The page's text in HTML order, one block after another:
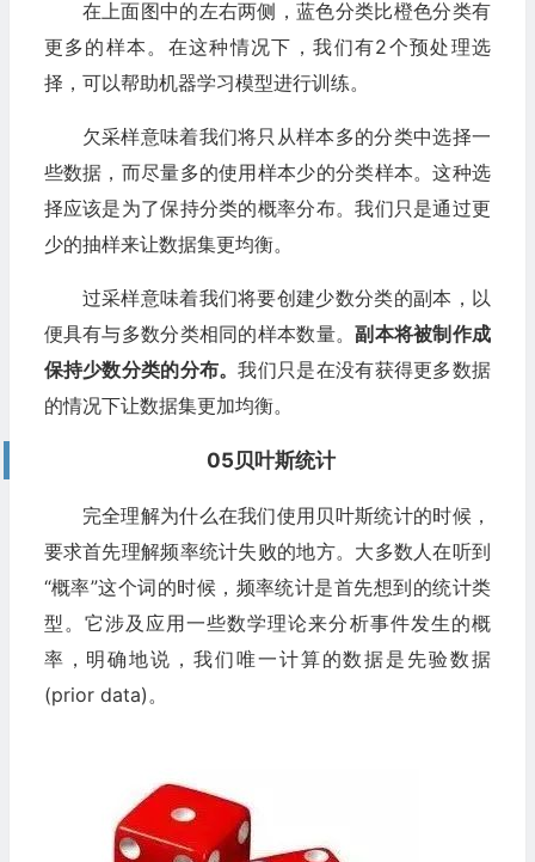
在上面图中的左右两侧，蓝色分类比橙色分类有
更多的样本。在这种情况下，我们有2个预处理选
择，可以帮助机器学习模型进行训练。
欠采样意味着我们将只从样本多的分类中选择一
些数据，而尽量多的使用样本少的分类样本。这种选
择应该是为了保持分类的概率分布。我们只是通过更
少的抽样来让数据集更均衡。
过采样意味着我们将要创建少数分类的副本，以
便具有与多数分类相同的样本数量。副本将被制作成
保持少数分类的分布。我们只是在没有获得更多数据
的情况下让数据集更加均衡。
05 贝叶斯统计
完全理解为什么在我们使用贝叶斯统计的时候，
要求首先理解频率统计失败的地方。大多数人在听到
“概率”这个词的时候，频率统计是首先想到的统计类
型。它涉及应用一些数学理论来分析事件发生的概
率，明确地说，我们唯一计算的数据是先验数据
(prior data)。